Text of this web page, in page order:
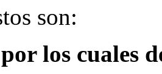
son:
los cuales